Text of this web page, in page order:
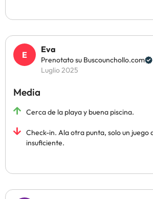
Eva
Prenotato su Buscounchollo.com
Luglio 2025
Media
Cerca de la playa y buena piscina.
Check-in. Ala otra punta, solo un juego
insuficiente.